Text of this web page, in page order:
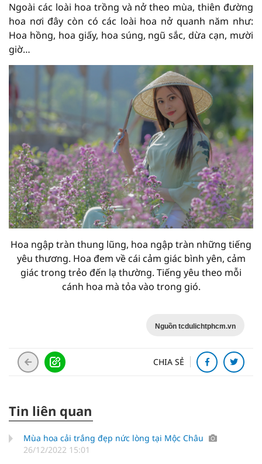
Ngoài các loài hoa trồng và nở theo mùa, thiên đường
hoa nơi đây còn có các loài hoa nở quanh năm như:
Hoa hồng, hoa giấy, hoa súng, ngũ sắc, dừa cạn, mười
giờ…
Hoa ngập tràn thung lũng, hoa ngập tràn những tiếng
yêu thương. Hoa đem về cái cảm giác bình yên, cảm
giác trong trẻo đến lạ thường. Tiếng yêu theo mỗi
cánh hoa mà tỏa vào trong gió.
Nguồn tcdulichtphcm.vn
CHIA SẺ
Tin liên quan
Mùa hoa cải trắng đẹp nức lòng tại Mộc Châu
26/12/2022 15:01